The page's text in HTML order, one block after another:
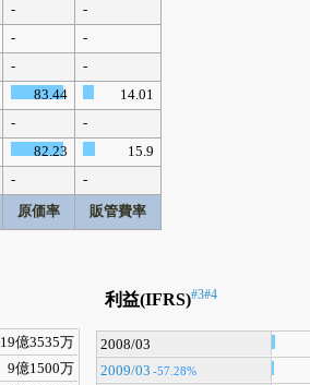
-
-
-
-
-
-
83.44
14.01
-
-
82.23
15.9
- -
原価率 販管費率
19億3535万
9億1500万
利益(IFRS)#3#4
2008/03
2009/03 -57.28%